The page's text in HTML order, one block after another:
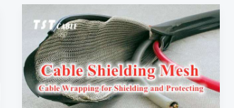
ー
ブ
ル
シ